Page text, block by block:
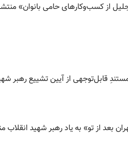
از کسب‌وکار‌های حامی بانوان»
قابل‌توجهی از آیین تشییع رهبر
بعد از تو» به یاد رهبر شهید انقلاب